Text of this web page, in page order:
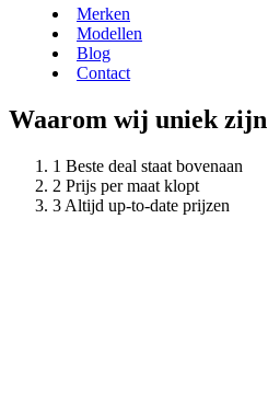
Merken
Modellen
Blog
Contact
Waarom wij uniek zijn
Beste deal staat bovenaan
Prijs per maat klopt
Altijd up-to-date prijzen